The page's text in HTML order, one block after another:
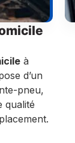
à
d’un
pneu,
qualité